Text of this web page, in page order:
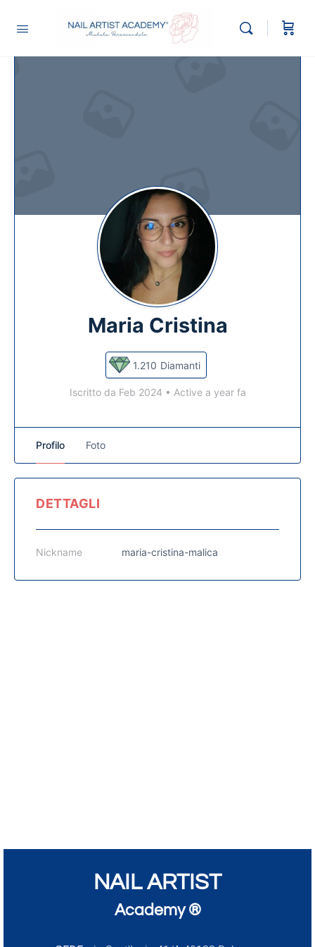
Maria Cristina
1.210 Diamanti
Iscritto da Feb 2024 • Active a year fa
Profilo Foto
DETTAGLI
Nickname maria-cristina-malica
NAIL ARTIST
Academy ®